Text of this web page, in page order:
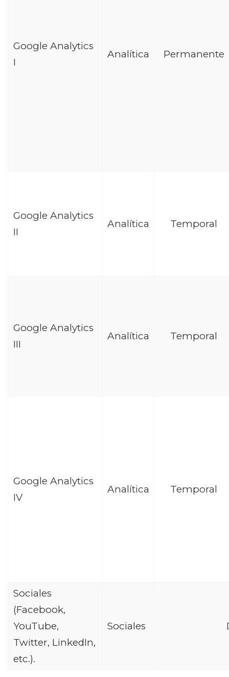
Google Analytics
I
Analítica Permanente
Google Analytics
II
Analítica Temporal
Google Analytics
III
Analítica Temporal
Google Analytics
IV
Analítica Temporal
Sociales
(Facebook,
YouTube,
Twitter, LinkedIn,
etc.).
Sociales